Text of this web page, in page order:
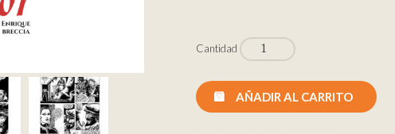
Cantidad
AÑADIR AL CARRITO